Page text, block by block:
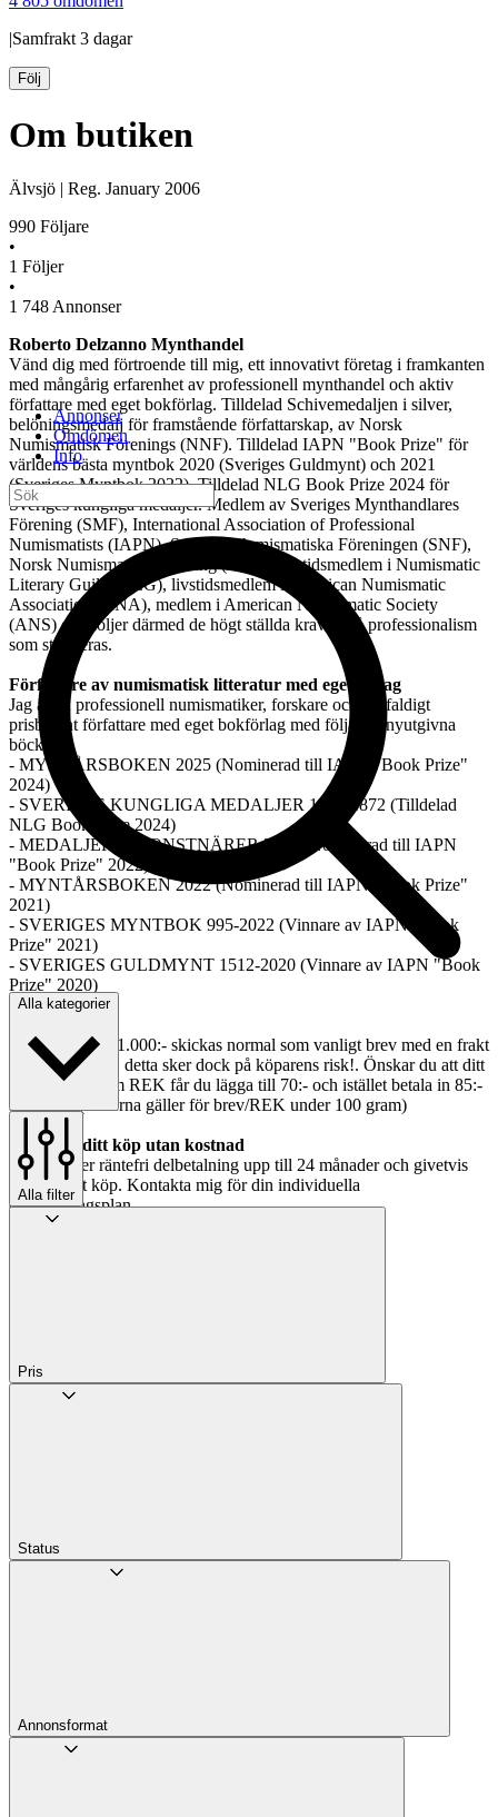
|Samfrakt 3 dagar
Följ
Om butiken
Älvsjö | Reg. January 2006
990 Följare
•
1 Följer
•
1 748 Annonser
Roberto Delzanno Mynthandel
Vänd dig med förtroende till mig, ett innovativt företag i framkanten
med mångårig erfarenhet av professionell mynthandel och aktiv
författare med eget bokförlag. Tilldelad Schivemedaljen i silver,
belöningsmedalj för framstående författarskap, av Norsk
Numismatisk Förenings (NNF). Tilldelad IAPN "Book Prize" för
världens bästa myntbok 2020 (Sveriges Guldmynt) och 2021
(Sveriges Myntbok 2022). Tilldelad NLG Book Prize 2024 för
Sveriges kungliga medaljer. Medlem av Sveriges Mynthandlares
Förening (SMF), International Association of Professional
Numismatists (IAPN), Svenska Numismatiska Föreningen (SNF),
Norsk Numismatisk Förening (NNF), livstidsmedlem i Numismatic
Literary Guild (NLG), livstidsmedlem i American Numismatic
Association (ANA), medlem i American Numismatic Society
(ANS) och följer därmed de högt ställda kraven på professionalism
som stipuleras.
Författare av numismatisk litteratur med eget förlag
Jag är en professionell numismatiker, forskare och flerfaldigt
prisbelönt författare med eget bokförlag med följande nyutgivna
böcker:
- MYNTÅRSBOKEN 2025 (Nominerad till IAPN "Book Prize"
2024)
- SVERIGES KUNGLIGA MEDALJER 1521-1872 (Tilldelad
NLG Book Prize 2024)
- MEDALJER & KONSTNÄRER 2022 (Nominerad till IAPN
"Book Prize" 2022)
- MYNTÅRSBOKEN 2022 (Nominerad till IAPN "Book Prize"
2021)
- SVERIGES MYNTBOK 995-2022 (Vinnare av IAPN "Book
Prize" 2021)
- SVERIGES GULDMYNT 1512-2020 (Vinnare av IAPN "Book
Prize" 2020)
Varor under ca 1.000:- skickas normal som vanligt brev med en frakt
på normalt 15:-, detta sker dock på köparens risk!. Önskar du att ditt
köp skickas som REK får du lägga till 70:- och istället betala in 85:-
för REK. (Priserna gäller för brev/REK under 100 gram)
Dela upp ditt köp utan kostnad
Jag erbjuder räntefri delbetalning upp till 24 månader och givetvis
alltid öppet köp. Kontakta mig för din individuella
delbetalningsplan.
Annonser
Omdömen
Info
Alla kategorier
Alla filter
Pris
Status
Annons­format